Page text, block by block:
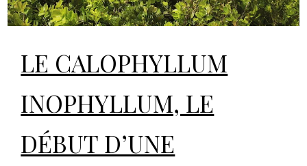
LE CALOPHYLLUM
INOPHYLLUM, LE
DÉBUT D’UNE